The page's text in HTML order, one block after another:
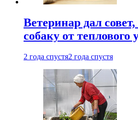
Ветеринар дал
собаку от теплового
2 года спустя2 года спустя